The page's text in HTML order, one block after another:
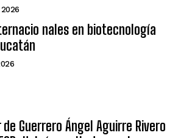
nales en biotecnología
Guerrero Ángel Aguirre Rivero